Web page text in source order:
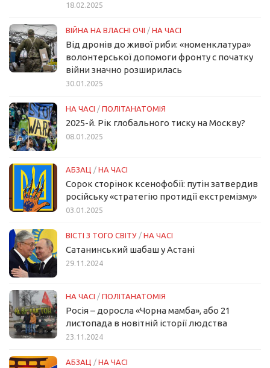
18.02.2025
ВІЙНА НА ВЛАСНІ ОЧІ / НА ЧАСІ
Від дронів до живої риби: «номенклатура»
волонтерської допомоги фронту с початку
війни значно розширилась
30.01.2025
НА ЧАСІ / ПОЛІТАНАТОМІЯ
2025-й. Рік глобального тиску на Москву?
08.01.2025
АБЗАЦ / НА ЧАСІ
Сорок сторінок ксенофобії: путін затвердив
російську «стратегію протидії екстремізму»
03.01.2025
ВІСТІ З ТОГО СВІТУ / НА ЧАСІ
Сатанинський шабаш у Астані
29.11.2024
НА ЧАСІ / ПОЛІТАНАТОМІЯ
Росія – доросла «Чорна мамба», або 21
листопада в новітній історії людства
23.11.2024
АБЗАЦ / НА ЧАСІ